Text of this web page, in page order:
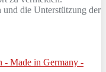
und die Unterstützung der